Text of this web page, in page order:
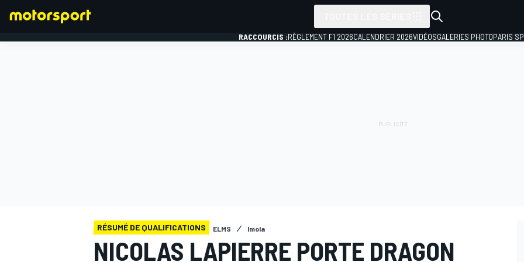
RACCOURCIS :RÈGLEMENT F1 2026CALENDRIER 2026VIDÉOSGALERIES PHOTOPARIS
RÉSUMÉ DE QUALIFICATIONS ELMS Imola
NICOLAS LAPIERRE PORTE DRAGON